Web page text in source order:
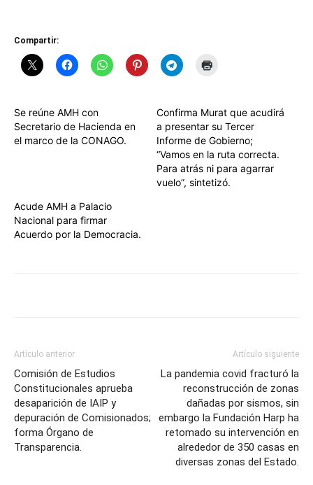
Compartir:
Se reúne AMH con
Secretario de Hacienda en
el marco de la CONAGO.
Confirma Murat que acudirá
a presentar su Tercer
Informe de Gobierno;
“Vamos en la ruta correcta.
Para atrás ni para agarrar
vuelo”, sintetizó.
Acude AMH a Palacio
Nacional para firmar
Acuerdo por la Democracia.
Artículo anterior
Comisión de Estudios
Constitucionales aprueba
desaparición de IAIP y
depuración de Comisionados;
forma Órgano de
Transparencia.
Artículo siguiente
La pandemia covid fracturó la
reconstrucción de zonas
dañadas por sismos, sin
embargo la Fundación Harp ha
retomado su intervención en
alrededor de 350 casas en
diversas zonas del Estado.